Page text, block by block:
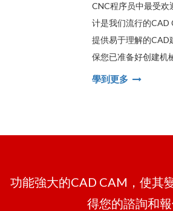
CNC程序员中最受欢
计是我们流行的CAD
提供易于理解的CAD
保您已准备好创建机
學到更多
功能強大的CAD CAM，使其
得您的諮詢和